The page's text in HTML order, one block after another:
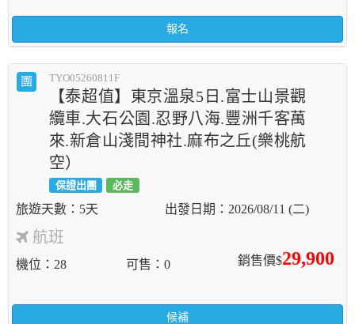
報名
團 TYO05260811F
【泰超值】東京溫泉5日.富士山景觀
纜車.大石公園.忍野八海.豐洲千客萬
來.新倉山淺間神社.麻布之丘(樂桃航
空）
保證出團 必走
5天 2026/08/11 (二)
航班
銷售價$29,900
機位 28 可售 0
候補